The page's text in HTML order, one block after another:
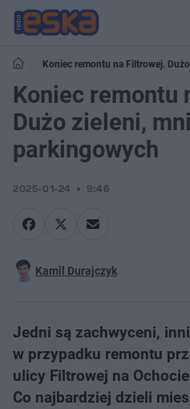
Koniec remontu na Filtrowej.
Koniec remontu
Dużo zieleni,
parkingowych
2025-01-24 9:46
Kamil Durajczyk
Jedni są zachwyceni,
w przypadku remontu
ulicy Filtrowej na
Co najbardziej dzieli